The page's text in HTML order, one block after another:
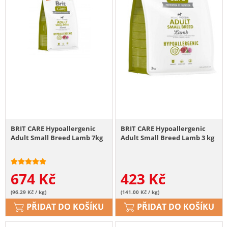
BRIT CARE Hypoallergenic
Adult Small Breed Lamb 7kg
674 Kč
(96.29 Kč / kg)
PŘIDAT DO KOŠÍKU
BRIT CARE Hypoallergenic
Adult Small Breed Lamb 3 kg
423 Kč
(141.00 Kč / kg)
PŘIDAT DO KOŠÍKU